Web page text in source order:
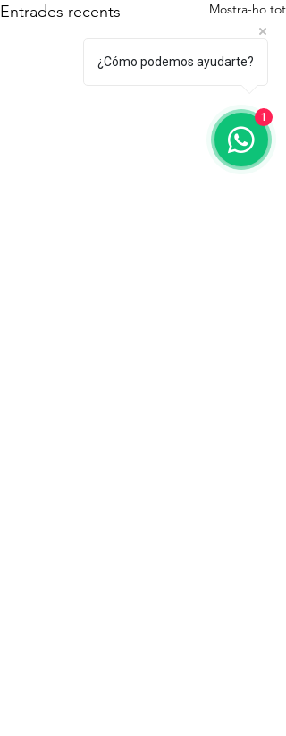
Entrades recents Mostra-ho tot
¿Cómo podemos ayudarte?
1